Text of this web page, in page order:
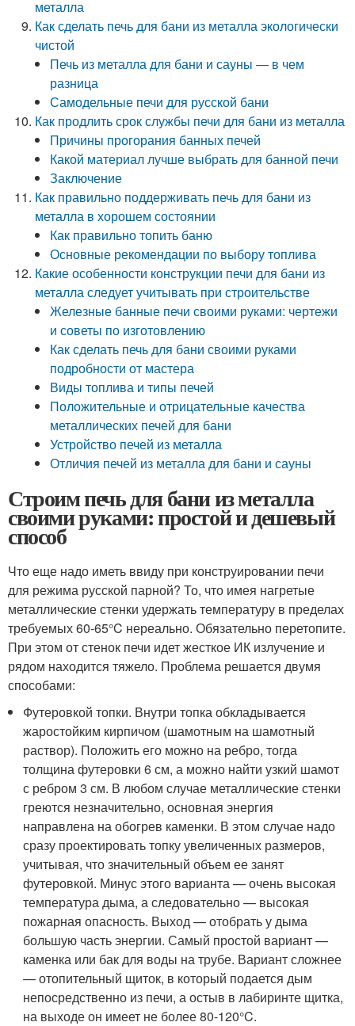
металла
Как сделать печь для бани из металла экологически
чистой
Печь из металла для бани и сауны — в чем
разница
Самодельные печи для русской бани
Как продлить срок службы печи для бани из металла
Причины прогорания банных печей
Какой материал лучше выбрать для банной печи
Заключение
Как правильно поддерживать печь для бани из
металла в хорошем состоянии
Как правильно топить баню
Основные рекомендации по выбору топлива
Какие особенности конструкции печи для бани из
металла следует учитывать при строительстве
Железные банные печи своими руками: чертежи
и советы по изготовлению
Как сделать печь для бани своими руками
подробности от мастера
Виды топлива и типы печей
Положительные и отрицательные качества
металлических печей для бани
Устройство печей из металла
Отличия печей из металла для бани и сауны
Строим печь для бани из металла
своими руками: простой и дешевый
способ
Что еще надо иметь ввиду при конструировании печи
для режима русской парной? То, что имея нагретые
металлические стенки удержать температуру в пределах
требуемых 60-65°C нереально. Обязательно перетопите.
При этом от стенок печи идет жесткое ИК излучение и
рядом находится тяжело. Проблема решается двумя
способами:
Футеровкой топки. Внутри топка обкладывается
жаростойким кирпичом (шамотным на шамотный
раствор). Положить его можно на ребро, тогда
толщина футеровки 6 см, а можно найти узкий шамот
с ребром 3 см. В любом случае металлические стенки
греются незначительно, основная энергия
направлена на обогрев каменки. В этом случае надо
сразу проектировать топку увеличенных размеров,
учитывая, что значительный объем ее занят
футеровкой. Минус этого варианта — очень высокая
температура дыма, а следовательно — высокая
пожарная опасность. Выход — отобрать у дыма
большую часть энергии. Самый простой вариант —
каменка или бак для воды на трубе. Вариант сложнее
— отопительный щиток, в который подается дым
непосредственно из печи, а остыв в лабиринте щитка,
на выходе он имеет не более 80-120°C.